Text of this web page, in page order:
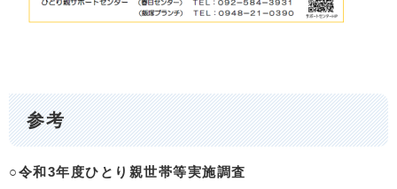
参考
○令和3年度ひとり親世帯等実施調査